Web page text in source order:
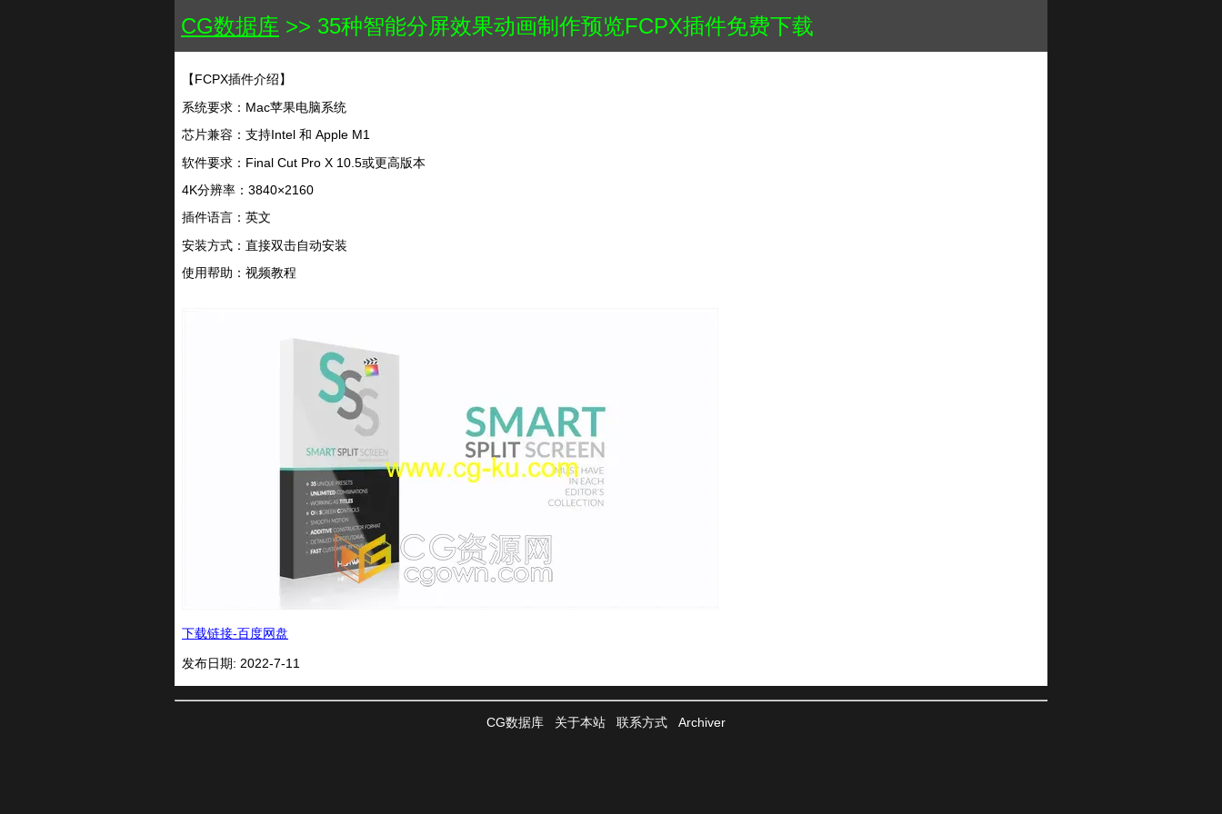
CG数据库 >> 35种智能分屏效果动画制作预览FCPX插件免费下载
【FCPX插件介绍】
系统要求：Mac苹果电脑系统
芯片兼容：支持Intel 和 Apple M1
软件要求：Final Cut Pro X 10.5或更高版本
4K分辨率：3840×2160
插件语言：英文
安装方式：直接双击自动安装
使用帮助：视频教程
下载链接-百度网盘
发布日期: 2022-7-11
CG数据库 关于本站 联系方式 Archiver